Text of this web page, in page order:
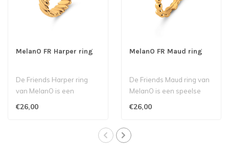
MelanO FR Harper ring
De Friends Harper ring
van MelanO is een
piece. De samensme..
€26,00
MelanO FR Maud ring
De Friends Maud ring van
MelanO is een speelse
bijzonde..
€26,00